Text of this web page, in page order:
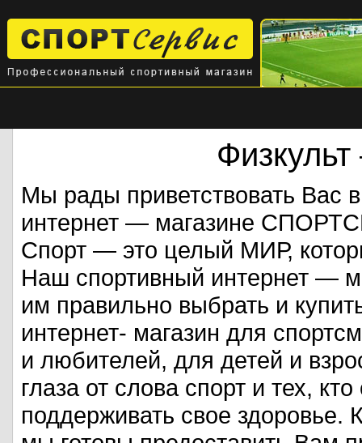
Мы рады приветствовать Вас
интернет — магазине
Спорт — это целый МИР,
Наш спортивный интернет —
им правильно выбрать и
интернет- магазин для
и любителей, для детей и
глаза от слова спорт и тех,
поддерживать свое